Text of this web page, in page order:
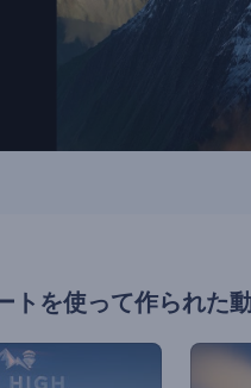
トを使って作られた